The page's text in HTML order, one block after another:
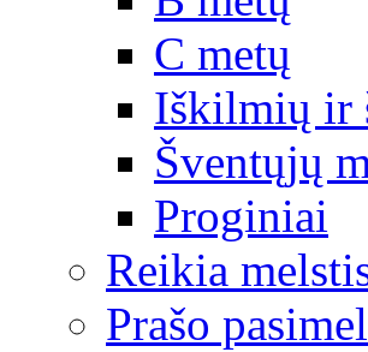
C metų
Iškilmių ir
Šventųjų
Proginiai
Reikia
Prašo